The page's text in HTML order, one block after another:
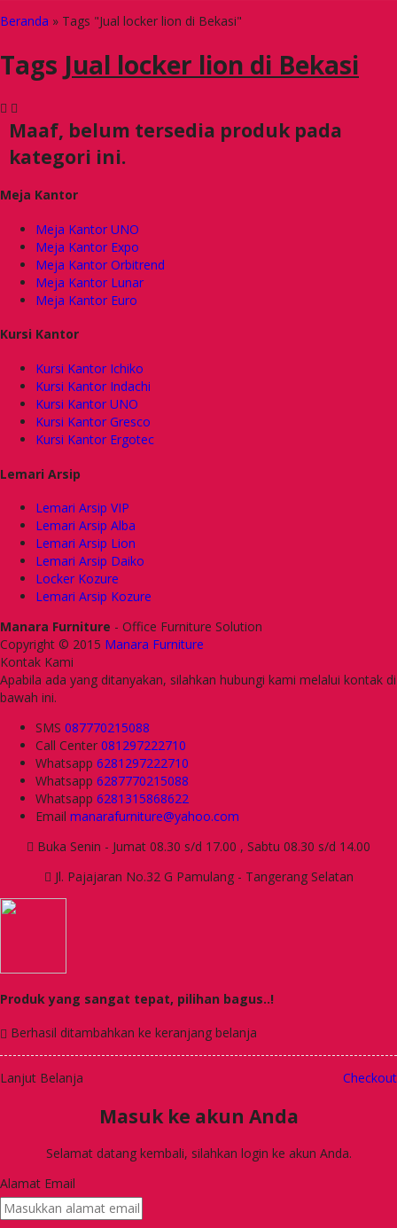
Beranda » Tags "Jual locker lion di Bekasi"
Tags Jual locker lion di Bekasi
Maaf, belum tersedia produk pada
kategori ini.
Meja Kantor
Meja Kantor UNO
Meja Kantor Expo
Meja Kantor Orbitrend
Meja Kantor Lunar
Meja Kantor Euro
Kursi Kantor
Kursi Kantor Ichiko
Kursi Kantor Indachi
Kursi Kantor UNO
Kursi Kantor Gresco
Kursi Kantor Ergotec
Lemari Arsip
Lemari Arsip VIP
Lemari Arsip Alba
Lemari Arsip Lion
Lemari Arsip Daiko
Locker Kozure
Lemari Arsip Kozure
Manara Furniture - Office Furniture Solution
Copyright © 2015 Manara Furniture
Kontak Kami
Apabila ada yang ditanyakan, silahkan hubungi kami melalui kontak di
bawah ini.
SMS 087770215088
Call Center 081297222710
Whatsapp 6281297222710
Whatsapp 6287770215088
Whatsapp 6281315868622
Email manarafurniture@yahoo.com
Buka Senin - Jumat 08.30 s/d 17.00 , Sabtu 08.30 s/d 14.00
Jl. Pajajaran No.32 G Pamulang - Tangerang Selatan
Produk yang sangat tepat, pilihan bagus..!
Berhasil ditambahkan ke keranjang belanja
Lanjut Belanja Checkout
Masuk ke akun Anda
Selamat datang kembali, silahkan login ke akun Anda.
Alamat Email